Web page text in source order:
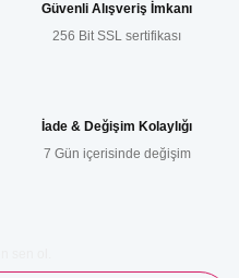
Güvenli Alışveriş İmkanı
256 Bit SSL sertifikası
İade & Değişim Kolaylığı
7 Gün içerisinde değişim